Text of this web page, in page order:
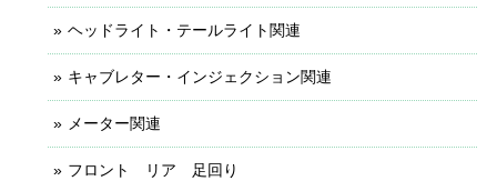
ヘッドライト・テールライト関連
キャブレター・インジェクション関連
メーター関連
フロント リア 足回り